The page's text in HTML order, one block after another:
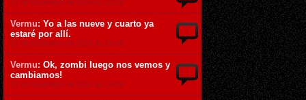
27 de Diciembre de 2016 ás 20:28
Vermu: Yo a las nueve y cuarto ya
estaré por allí.
27 de Diciembre de 2016 ás 16:46
Vermu: Ok, zombi luego nos vemos y
cambiamos!
27 de Diciembre de 2016 ás 14:54